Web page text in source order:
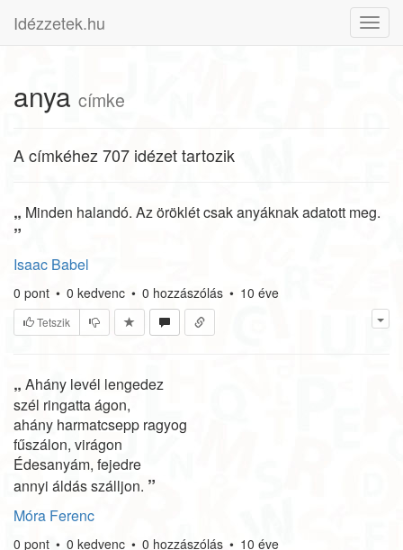
Idézzetek.hu
anya címke
A címkéhez 707 idézet tartozik
„ Minden halandó. Az öröklét csak anyáknak adatott meg.
”
Isaac Babel
0 pont • 0 kedvenc • 0 hozzászólás • 10 éve
Tetszik
„ Ahány levél lengedez
szél ringatta ágon,
ahány harmatcsepp ragyog
fűszálon, virágon
Édesanyám, fejedre
annyi áldás szálljon. ”
Móra Ferenc
0 pont • 0 kedvenc • 0 hozzászólás • 10 éve